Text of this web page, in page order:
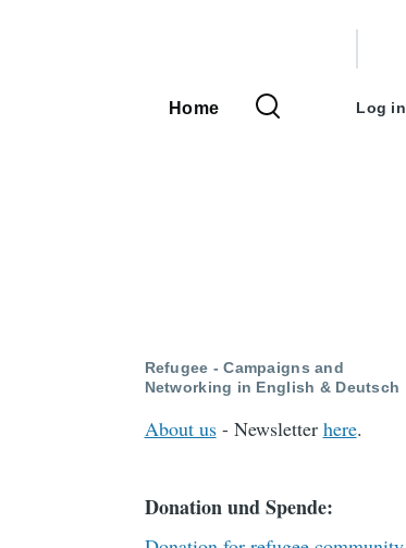
Main
Home
menu
Log in
Refugee - Campaigns and
Networking in English & Deutsch
About us- Newsletter here.
Donation und Spende: